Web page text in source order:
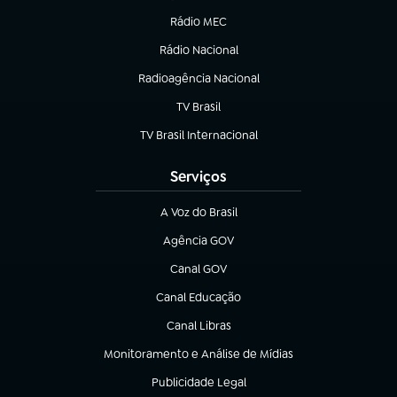
Rádio MEC
(abre em nova aba)
Rádio Nacional
Radioagência Nacional
(abre em nova aba)
TV Brasil
(abre em nova aba)
TV Brasil Internacional
(abre em nova aba)
Serviços
A Voz do Brasil
(abre em nova aba)
Agência GOV
(abre em nova aba)
Canal GOV
(abre em nova aba)
Canal Educação
(abre em nova aba)
Canal Libras
(abre em nova aba)
Monitoramento e Análise de Mídias
(abre em nova aba)
Publicidade Legal
(abre em nova aba)